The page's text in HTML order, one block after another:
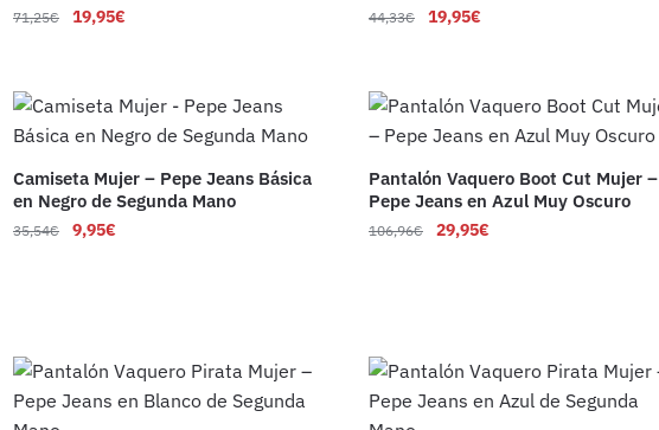
71,25€ 19,95€ 44,33€ 19,95€
Camiseta Mujer – Pepe Jeans Básica
en Negro de Segunda Mano
35,54€ 9,95€
Pantalón Vaquero Boot Cut Mujer –
Pepe Jeans en Azul Muy Oscuro
106,96€ 29,95€